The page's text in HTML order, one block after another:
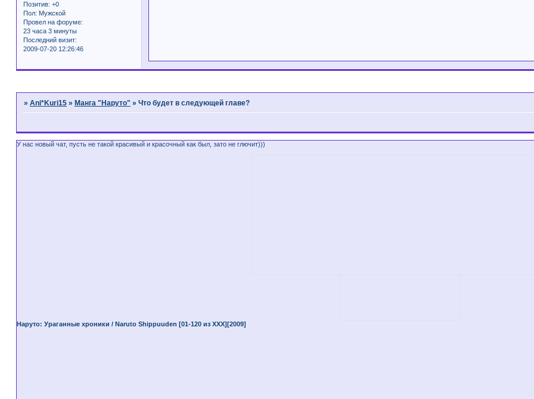
Позитив: +0
Пол: Мужской
Провел на форуме:
23 часа 3 минуты
Последний визит:
2009-07-20 12:26:46
» Ani*Kuri15 » Манга "Наруто" » Что будет в следующей главе?
У нас новый чат, пусть не такой красивый и красочный как был, зато не глючит)))
Наруто: Ураганные хроники / Naruto Shippuuden [01-120 из XXX][2009]